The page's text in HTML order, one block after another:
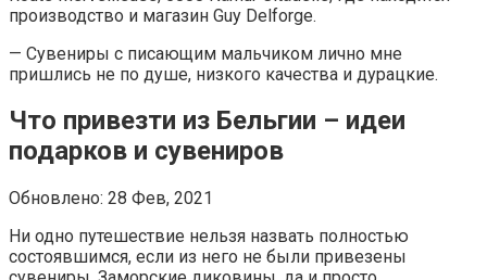
производство и магазин Guy Delforge.
— Сувениры с писающим мальчиком лично мне
пришлись не по душе, низкого качества и дурацкие.
Что привезти из Бельгии – идеи
подарков и сувениров
Обновлено: 28 Фев, 2021
Ни одно путешествие нельзя назвать полностью
состоявшимся, если из него не были привезены